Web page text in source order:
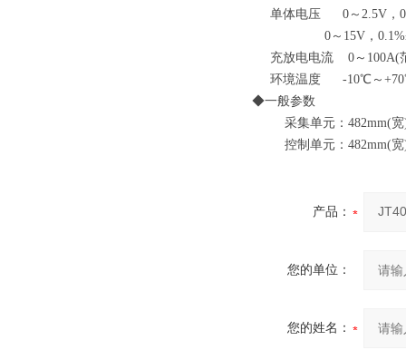
单体电压 0～2.5V，
0～15V，
充放电电流 0～100A(
环境温度 -10℃～
◆一般参数
采集单元：482mm(宽
控制单元：482mm(宽
产品：
您的单位：
您的姓名：